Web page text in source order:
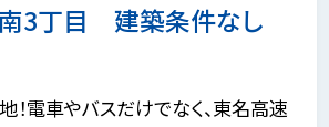
3丁目 建築条件なし
！電車やバスだけでなく、東名高速